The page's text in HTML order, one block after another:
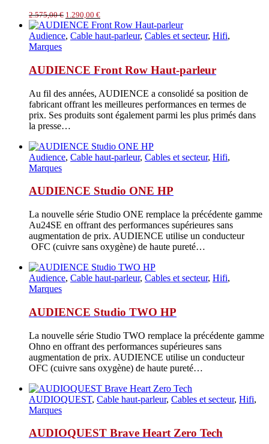
2.575,00€ Le
prix
initial
était :
1.290,00 €Le
prix
actuel
est :
Audience, Cable haut-parleur, Cables et secteur, Hifi,
Marques
AUDIENCE Front Row Haut-parleur
Au fil des années, AUDIENCE a consolidé sa position de
fabricant offrant les meilleures performances en termes de
prix. Ses produits sont également parmi les plus primés dans
la presse…
Audience, Cable haut-parleur, Cables et secteur, Hifi,
Marques
AUDIENCE Studio ONE HP
La nouvelle série Studio ONE remplace la précédente gamme
Au24SE en offrant des performances supérieures sans
augmentation de prix. AUDIENCE utilise un conducteur
OFC (cuivre sans oxygène) de haute pureté…
Audience, Cable haut-parleur, Cables et secteur, Hifi,
Marques
AUDIENCE Studio TWO HP
La nouvelle série Studio TWO remplace la précédente gamme
Ohno en offrant des performances supérieures sans
augmentation de prix. AUDIENCE utilise un conducteur
OFC (cuivre sans oxygène) de haute pureté…
AUDIOQUEST, Cable haut-parleur, Cables et secteur, Hifi,
Marques
AUDIOQUEST Brave Heart Zero Tech